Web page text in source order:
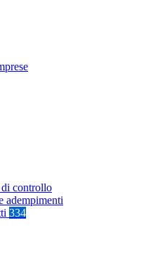
controllo
adempimenti
334